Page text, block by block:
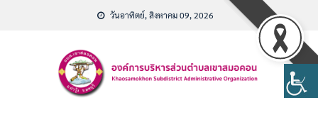
วันอาทิตย์, สิงหาคม 09, 2026